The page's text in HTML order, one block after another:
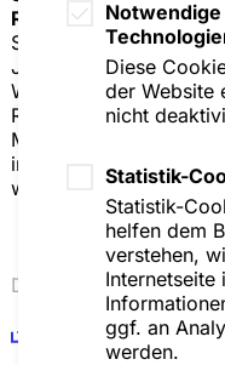
Diese
der Website
nicht
Statistik-
Statistik-
helfen dem
verstehen,
Internetseite
ggf. an
werden.
SZA Schilling, Zutt &
Jahrhundert eine der
Wirtschaftssozietäten.
Rechtsanwälten sowie
München und Brüssel
internationale
wirtschaftsrechtlichen
Dateien